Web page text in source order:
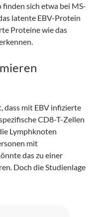
sich etwa bei MS-
latente EBV-Protein
Proteine wie das
dass mit EBV infizierte
CD8-T-Zellen
Lymphknoten
mit
das zu einer
Doch die Studienlage